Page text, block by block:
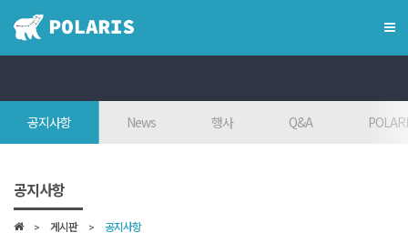
인재상
공지사항 News 행사 Q&A
공지사항
게시판 공지사항